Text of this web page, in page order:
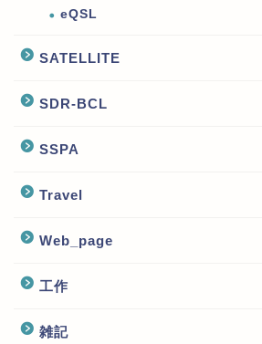
eQSL
SATELLITE
SDR-BCL
SSPA
Travel
Web_page
工作
雑記